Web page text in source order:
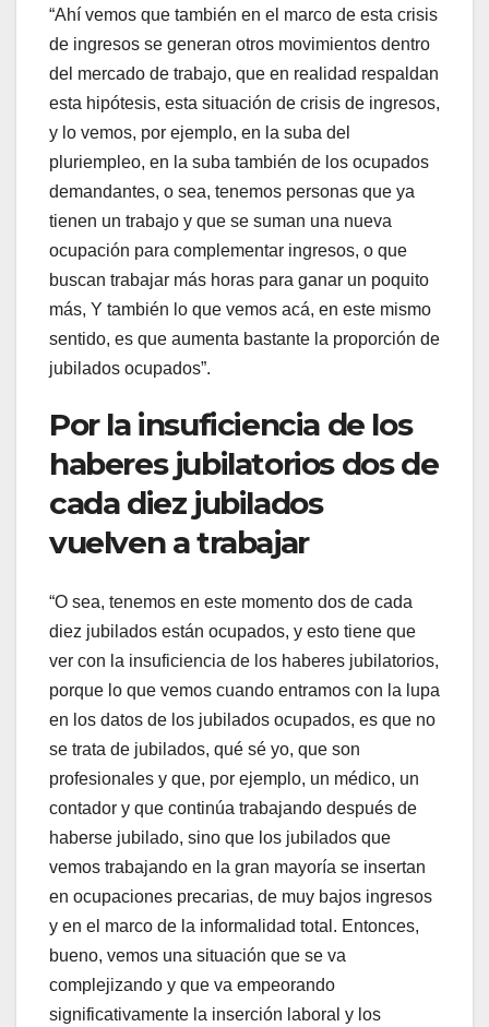
“Ahí vemos que también en el marco de esta crisis
de ingresos se generan otros movimientos dentro
del mercado de trabajo, que en realidad respaldan
esta hipótesis, esta situación de crisis de ingresos,
y lo vemos, por ejemplo, en la suba del
pluriempleo, en la suba también de los ocupados
demandantes, o sea, tenemos personas que ya
tienen un trabajo y que se suman una nueva
ocupación para complementar ingresos, o que
buscan trabajar más horas para ganar un poquito
más, Y también lo que vemos acá, en este mismo
sentido, es que aumenta bastante la proporción de
jubilados ocupados”.
Por la insuficiencia de los
haberes jubilatorios dos de
cada diez jubilados
vuelven a trabajar
“O sea, tenemos en este momento dos de cada
diez jubilados están ocupados, y esto tiene que
ver con la insuficiencia de los haberes jubilatorios,
porque lo que vemos cuando entramos con la lupa
en los datos de los jubilados ocupados, es que no
se trata de jubilados, qué sé yo, que son
profesionales y que, por ejemplo, un médico, un
contador y que continúa trabajando después de
haberse jubilado, sino que los jubilados que
vemos trabajando en la gran mayoría se insertan
en ocupaciones precarias, de muy bajos ingresos
y en el marco de la informalidad total. Entonces,
bueno, vemos una situación que se va
complejizando y que va empeorando
significativamente la inserción laboral y los